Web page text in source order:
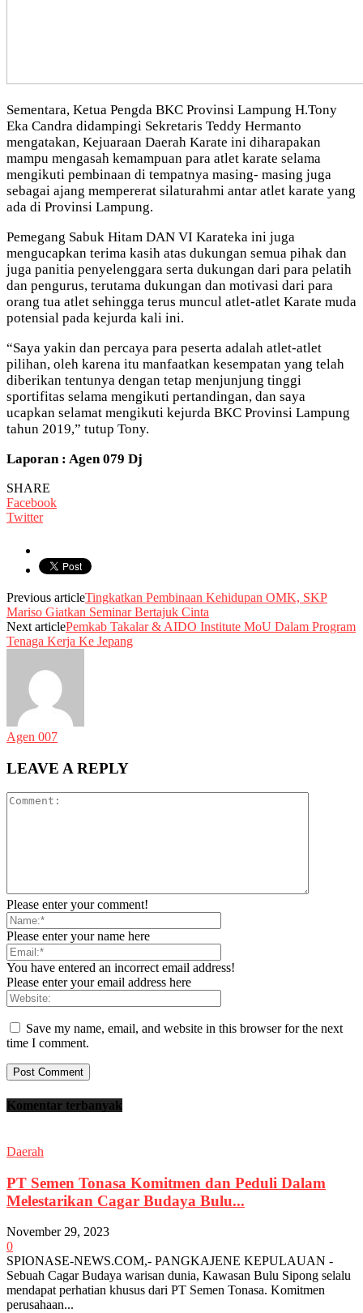
Sementara, Ketua Pengda BKC Provinsi Lampung H.Tony
Eka Candra didampingi Sekretaris Teddy Hermanto
mengatakan, Kejuaraan Daerah Karate ini diharapakan
mampu mengasah kemampuan para atlet karate selama
mengikuti pembinaan di tempatnya masing- masing juga
sebagai ajang mempererat silaturahmi antar atlet karate yang
ada di Provinsi Lampung.
Pemegang Sabuk Hitam DAN VI Karateka ini juga
mengucapkan terima kasih atas dukungan semua pihak dan
juga panitia penyelenggara serta dukungan dari para pelatih
dan pengurus, terutama dukungan dan motivasi dari para
orang tua atlet sehingga terus muncul atlet-atlet Karate muda
potensial pada kejurda kali ini.
“Saya yakin dan percaya para peserta adalah atlet-atlet
pilihan, oleh karena itu manfaatkan kesempatan yang telah
diberikan tentunya dengan tetap menjunjung tinggi
sportifitas selama mengikuti pertandingan, dan saya
ucapkan selamat mengikuti kejurda BKC Provinsi Lampung
tahun 2019,” tutup Tony.
Laporan : Agen 079 Dj
SHARE
Facebook
Twitter
Previous articleTingkatkan Pembinaan Kehidupan OMK, SKP
Mariso Giatkan Seminar Bertajuk Cinta
Next articlePemkab Takalar & AIDO Institute MoU Dalam Program
Tenaga Kerja Ke Jepang
Agen 007
LEAVE A REPLY
Please enter your comment!
Please enter your name here
You have entered an incorrect email address!
Please enter your email address here
Save my name, email, and website in this browser for the next
time I comment.
Komentar terbanyak
Daerah
PT Semen Tonasa Komitmen dan Peduli Dalam
Melestarikan Cagar Budaya Bulu...
November 29, 2023
0
SPIONASE-NEWS.COM,- PANGKAJENE KEPULAUAN -
Sebuah Cagar Budaya warisan dunia, Kawasan Bulu Sipong selalu
mendapat perhatian khusus dari PT Semen Tonasa. Komitmen
perusahaan...